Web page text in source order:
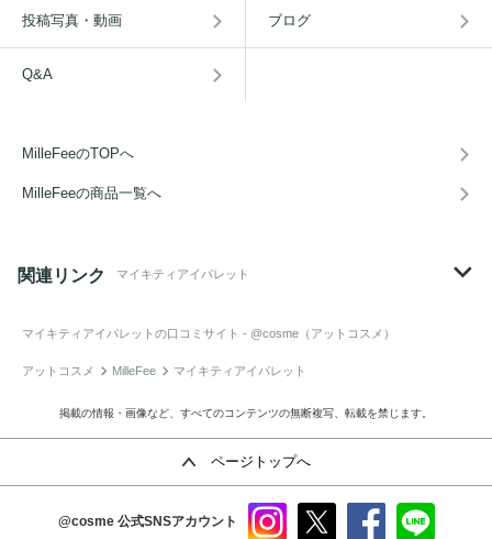
投稿写真・動画 ブログ
Q&A
MilleFeeのTOPへ
MilleFeeの商品一覧へ
関連リンク マイキティアイパレット
マイキティアイパレット の口コミサイト - @cosme（アットコスメ）
アットコスメ MilleFee マイキティアイパレット
掲載の情報・画像など、すべてのコンテンツの無断複写、転載を禁じます。
ページトップへ
@cosme 公式SNSアカウント